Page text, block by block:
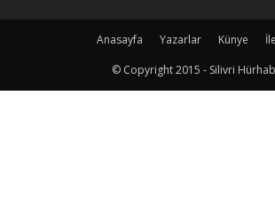
Anasayfa Yazarlar Künye
© Copyright 2015 - Silivri